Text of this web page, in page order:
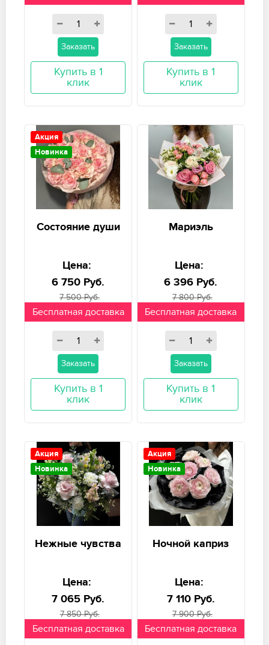
Заказать
Купить в 1
клик
Заказать
Купить в 1
клик
Акция
Новинка
Состояние души
Цена:
6 750 Руб.
7 500 Руб.
Бесплатная доставка
Заказать
Купить в 1
клик
Мариэль
Цена:
6 396 Руб.
7 800 Руб.
Бесплатная доставка
Заказать
Купить в 1
клик
Акция
Новинка
Нежные чувства
Цена:
7 065 Руб.
7 850 Руб.
Бесплатная доставка
Акция
Новинка
Ночной каприз
Цена:
7 110 Руб.
7 900 Руб.
Бесплатная доставка